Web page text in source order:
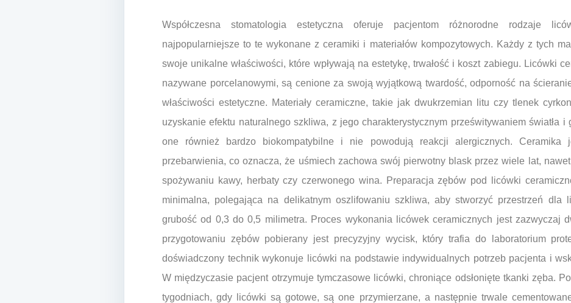
Współczesna stomatologia estetyczna oferuje pacjentom różnorodne rodzaje
najpopularniejsze to te wykonane z ceramiki i materiałów kompozytowych. Każdy z tych
swoje unikalne właściwości, które wpływają na estetykę, trwałość i koszt zabiegu. Licówki
nazywane porcelanowymi, są cenione za swoją wyjątkową twardość, odporność na
właściwości estetyczne. Materiały ceramiczne, takie jak dwukrzemian litu czy tlenek
uzyskanie efektu naturalnego szkliwa, z jego charakterystycznym prześwitywaniem światła i
one również bardzo biokompatybilne i nie powodują reakcji alergicznych. Ceramika
przebarwienia, co oznacza, że uśmiech zachowa swój pierwotny blask przez wiele lat,
spożywaniu kawy, herbaty czy czerwonego wina. Preparacja zębów pod licówki
minimalna, polegająca na delikatnym oszlifowaniu szkliwa, aby stworzyć przestrzeń dla
grubość od 0,3 do 0,5 milimetra. Proces wykonania licówek ceramicznych jest zazwyczaj
przygotowaniu zębów pobierany jest precyzyjny wycisk, który trafia do laboratorium
doświadczony technik wykonuje licówki na podstawie indywidualnych potrzeb pacjenta i
W międzyczasie pacjent otrzymuje tymczasowe licówki, chroniące odsłonięte tkanki zęba.
tygodniach, gdy licówki są gotowe, są one przymierzane, a następnie trwale